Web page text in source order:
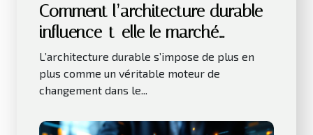
Comment l’architecture durable
influence-t-elle le marché
immobilier ?
L’architecture durable s’impose de plus en
plus comme un véritable moteur de
changement dans le...